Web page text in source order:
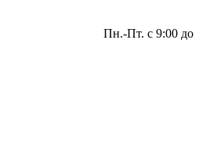
Пн.-Пт. с 9:00 до